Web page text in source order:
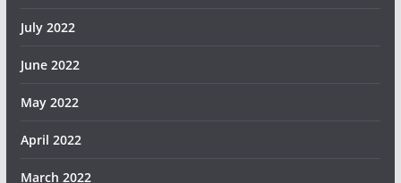
July 2022
June 2022
May 2022
April 2022
March 2022